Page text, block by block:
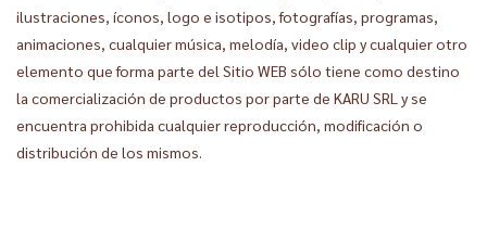
ilustraciones, íconos, logo e isotipos, fotografías, programas,
animaciones, cualquier música, melodía, video clip y cualquier otro
elemento que forma parte del Sitio WEB sólo tiene como destino
la comercialización de productos por parte de KARU SRL y se
encuentra prohibida cualquier reproducción, modificación o
distribución de los mismos.